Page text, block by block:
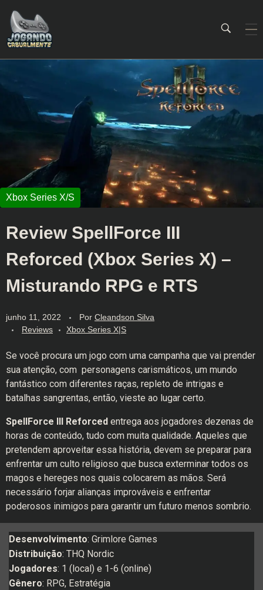
Review SpellForce III
Reforced (Xbox Series X) –
Misturando RPG e RTS
junho 11, 2022 Por Cleandson Silva
Reviews
Xbox Series X|S
Se você procura um jogo com uma campanha que vai prender
sua atenção, com personagens carismáticos, um mundo
fantástico com diferentes raças, repleto de intrigas e
batalhas sangrentas, então, vieste ao lugar certo.
SpellForce III Reforced entrega aos jogadores dezenas de
horas de conteúdo, tudo com muita qualidade. Aqueles que
pretendem aproveitar essa história, devem se preparar para
enfrentar um culto religioso que busca exterminar todos os
magos e hereges nos quais colocarem as mãos. Será
necessário forjar alianças improváveis e enfrentar
poderosos inimigos para garantir um futuro menos sombrio.
Desenvolvimento: Grimlore Games
Distribuição: THQ Nordic
Jogadores: 1 (local) e 1-6 (online)
Gênero: RPG, Estratégia